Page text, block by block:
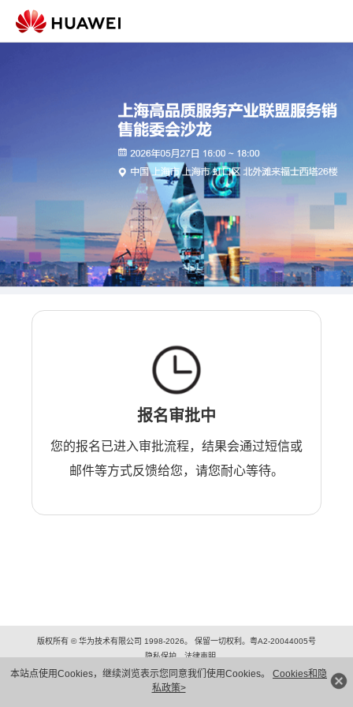
本站点使用Cookies，继续浏览表示您同意我们使用Cookies。 Cookies和隐
私政策>
报名审批中
您的报名已进入审批流程，结果会通过短信或
邮件等方式反馈给您，请您耐心等待。
版权所有 © 华为技术有限公司 1998-2026。 保留一切权利。粤A2-20044005号
隐私保护
法律声明